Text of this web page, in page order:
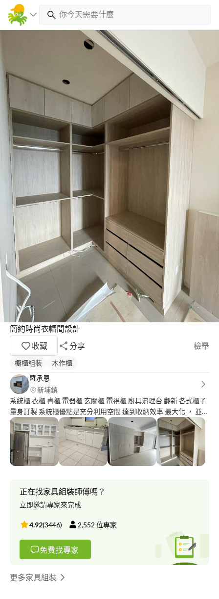
簡約時尚衣帽間設計
收藏
分享 檢舉
櫥櫃組裝
木作櫃
羅承恩
新埔鎮
系統櫃 衣櫃 書櫃 電器櫃 玄關櫃 電視櫃 廚具流理台 翻新 各式櫃子
量身訂製 系統櫃優點是充分利用空間 達到收納效率 最大化 ， 並創
造個性化 和 美觀室內環境
正在找家具組裝師傅嗎？
立即邀請專家來完成
4.92(3446) 2,552 位專家
免費找專家
更多家具組裝